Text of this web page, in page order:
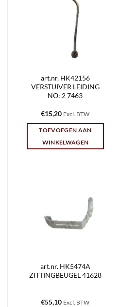
art.nr. HK42156
VERSTUIVER LEIDING
NO: 2 7463
€15,20 Excl. BTW
TOEVOEGEN AAN
WINKELWAGEN
art.nr. HK5474A
ZITTINGBEUGEL 41628
€55,10 Excl. BTW